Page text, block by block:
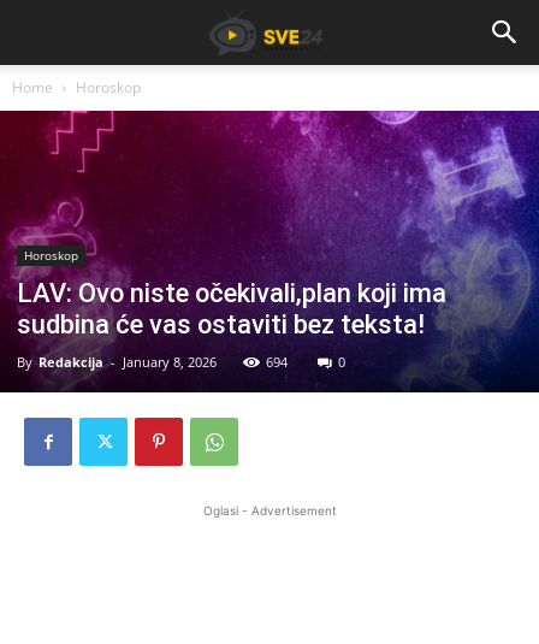
Home Horoskop
Horoskop
LAV: Ovo niste očekivali,plan koji ima
sudbina će vas ostaviti bez teksta!
By Redakcija - January 8, 2026 694 0
Oglasi - Advertisement